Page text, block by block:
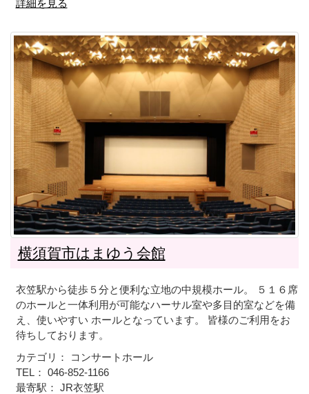
詳細を見る
横須賀市はまゆう会館
衣笠駅から徒歩５分と便利な立地の中規模ホール。 ５１６席
のホールと一体利用が可能なハーサル室や多目的室などを備
え、使いやすい ホールとなっています。 皆様のご利用をお
待ちしております。
カテゴリ： コンサートホール
TEL： 046-852-1166
最寄駅： JR衣笠駅